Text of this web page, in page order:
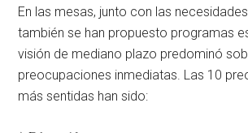
En las mesas, junto con las
también se han propuesto programas
visión de mediano plazo predominó
preocupaciones inmediatas. Las 10
más sentidas han sido: